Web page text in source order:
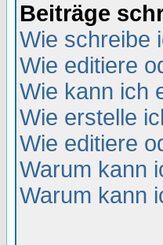
Beiträge
Wie schreibe
Wie editiere
Wie kann ich
Wie erstelle
Wie editiere
Warum kann
Warum kann